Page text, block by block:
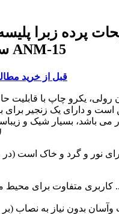
پرده زبرا
سگهای بامزه کد ANM-15
قبل از خرید
رولی، یکرو چاپ با قابلیت
و دارای یک زنجیر برای
می باشد، بسیار شیک و
و ...
وآسان بدون نیاز به نصاب